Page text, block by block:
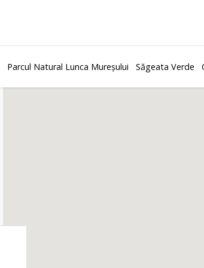
Parcul Natural Lunca Mureșului Săgeata Verde